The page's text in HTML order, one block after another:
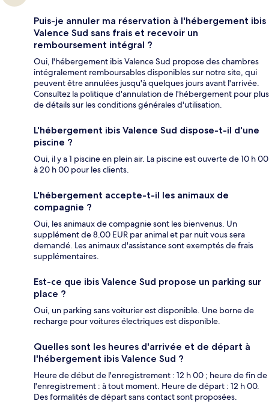
Puis-je annuler ma réservation à l'hébergement ibis
Valence Sud sans frais et recevoir un
remboursement intégral ?
Oui, l'hébergement ibis Valence Sud propose des chambres
intégralement remboursables disponibles sur notre site, qui
peuvent être annulées jusqu'à quelques jours avant l'arrivée.
Consultez la politique d'annulation de l'hébergement pour plus
de détails sur les conditions générales d'utilisation.
L'hébergement ibis Valence Sud dispose-t-il d'une
piscine ?
Oui, il y a 1 piscine en plein air. La piscine est ouverte de 10 h 00
à 20 h 00 pour les clients.
L'hébergement accepte-t-il les animaux de
compagnie ?
Oui, les animaux de compagnie sont les bienvenus. Un
supplément de 8.00 EUR par animal et par nuit vous sera
demandé. Les animaux d'assistance sont exemptés de frais
supplémentaires.
Est-ce que ibis Valence Sud propose un parking sur
place ?
Oui, un parking sans voiturier est disponible. Une borne de
recharge pour voitures électriques est disponible.
Quelles sont les heures d'arrivée et de départ à
l'hébergement ibis Valence Sud ?
Heure de début de l'enregistrement : 12 h 00 ; heure de fin de
l'enregistrement : à tout moment. Heure de départ : 12 h 00.
Des formalités de départ sans contact sont proposées.